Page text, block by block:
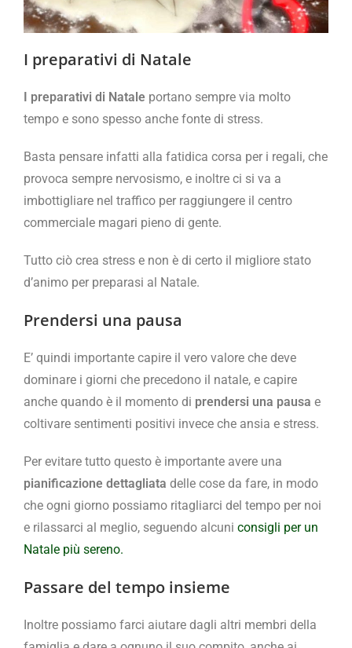
I preparativi di Natale
I preparativi di Natale portano sempre via molto
tempo e sono spesso anche fonte di stress.
Basta pensare infatti alla fatidica corsa per i regali, che
provoca sempre nervosismo, e inoltre ci si va a
imbottigliare nel traffico per raggiungere il centro
commerciale magari pieno di gente.
Tutto ciò crea stress e non è di certo il migliore stato
d’animo per preparasi al Natale.
Prendersi una pausa
E’ quindi importante capire il vero valore che deve
dominare i giorni che precedono il natale, e capire
anche quando è il momento di prendersi una pausa e
coltivare sentimenti positivi invece che ansia e stress.
Per evitare tutto questo è importante avere una
pianificazione dettagliata delle cose da fare, in modo
che ogni giorno possiamo ritagliarci del tempo per noi
e rilassarci al meglio, seguendo alcuni consigli per un
Natale più sereno.
Passare del tempo insieme
Inoltre possiamo farci aiutare dagli altri membri della